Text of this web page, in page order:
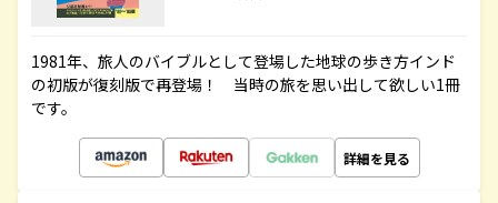
1981年、旅人のバイブルとして登場した地球の歩き方インド
の初版が復刻版で再登場！ 当時の旅を思い出して欲しい1冊
です。
詳細を見る